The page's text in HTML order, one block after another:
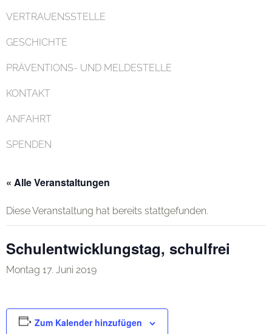
VERTRAUENSSTELLE
GESCHICHTE
PRÄVENTIONS- UND MELDESTELLE
KONTAKT
ANFAHRT
SPENDEN
« Alle Veranstaltungen
Diese Veranstaltung hat bereits stattgefunden.
Schulentwicklungstag, schulfrei
Montag 17. Juni 2019
Zum Kalender hinzufügen